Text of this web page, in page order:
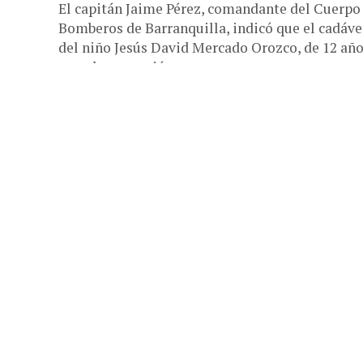
El capitán Jaime Pérez, comandante del Cuerpo
Bomberos de Barranquilla, indicó que el
del niño Jesús David Mercado Orozco, de 12
que, desapareció...